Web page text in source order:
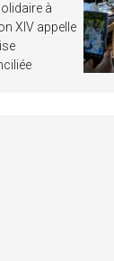
à
XIV appelle